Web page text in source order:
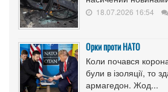
18.07.2026 16:54
Орки проти НАТО
Коли почався
були в ізоляції, то
армагедон. Жод...